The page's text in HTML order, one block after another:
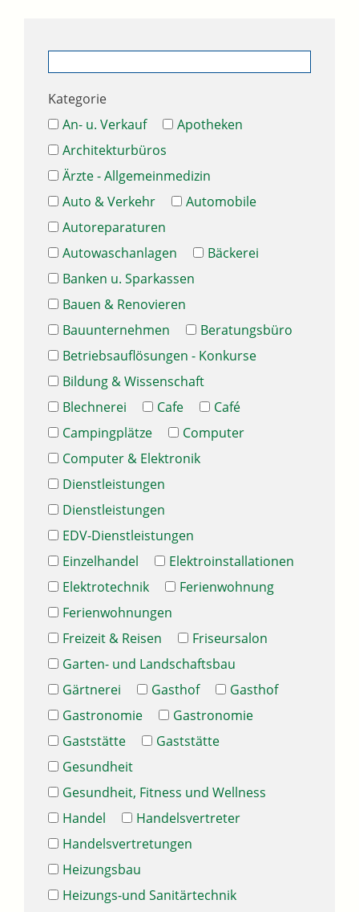
Kategorie
An- u. Verkauf
Apotheken
Architekturbüros
Ärzte - Allgemeinmedizin
Auto & Verkehr
Automobile
Autoreparaturen
Autowaschanlagen
Bäckerei
Banken u. Sparkassen
Bauen & Renovieren
Bauunternehmen
Beratungsbüro
Betriebsauflösungen - Konkurse
Bildung & Wissenschaft
Blechnerei
Cafe
Café
Campingplätze
Computer
Computer & Elektronik
Dienstleistungen
Dienstleistungen
EDV-Dienstleistungen
Einzelhandel
Elektroinstallationen
Elektrotechnik
Ferienwohnung
Ferienwohnungen
Freizeit & Reisen
Friseursalon
Garten- und Landschaftsbau
Gärtnerei
Gasthof
Gasthof
Gastronomie
Gastronomie
Gaststätte
Gaststätte
Gesundheit
Gesundheit, Fitness und Wellness
Handel
Handelsvertreter
Handelsvertretungen
Heizungsbau
Heizungs-und Sanitärtechnik